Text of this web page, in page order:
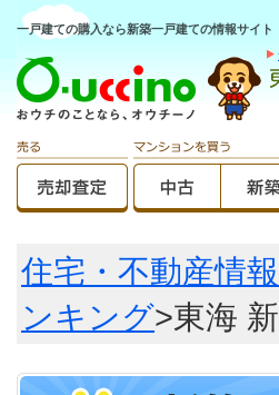
一戸建ての購入なら新築一戸建ての情報サイト
住宅・不動産情
ンキング>東海